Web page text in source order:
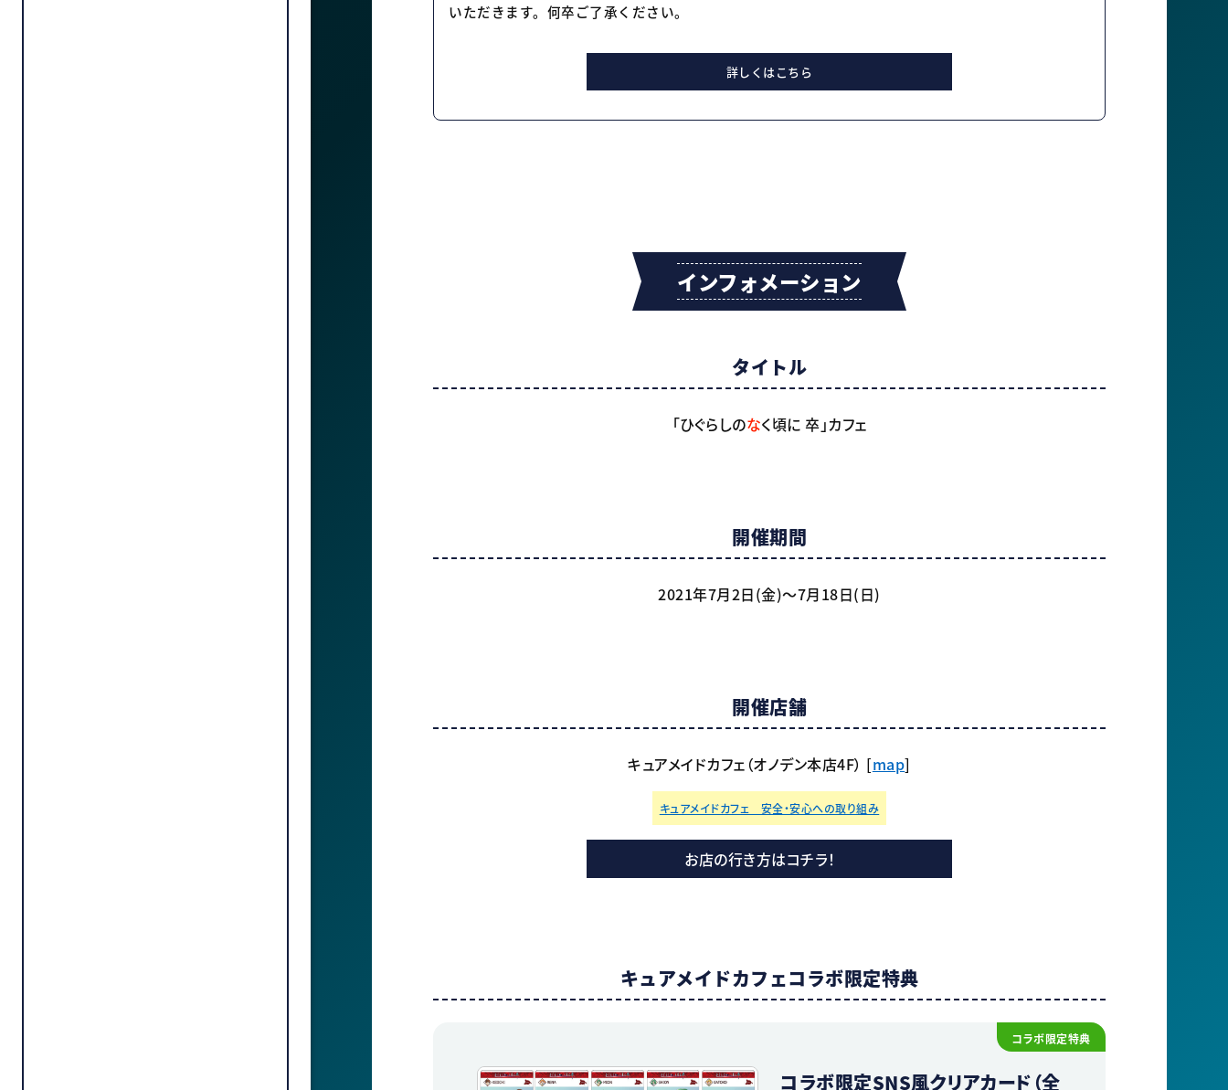
いただきます。何卒ご了承ください。
詳しくはこちら
インフォメーション
タイトル
「ひぐらしのなく頃に 卒」カフェ
開催期間
2021年7月2日(金)～7月18日(日)
開催店舗
キュアメイドカフェ（オノデン本店4F） [map]
キュアメイドカフェ 安全・安心への取り組み
お店の行き方はコチラ！
キュアメイドカフェコラボ限定特典
コラボ限定特典
コラボ限定SNS風クリアカード（全